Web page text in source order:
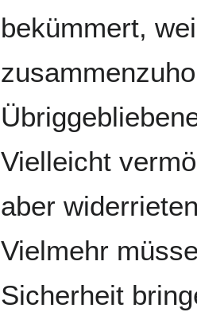
bekümmert,
Vielleicht
aber
Vielmehr
Sicherheit